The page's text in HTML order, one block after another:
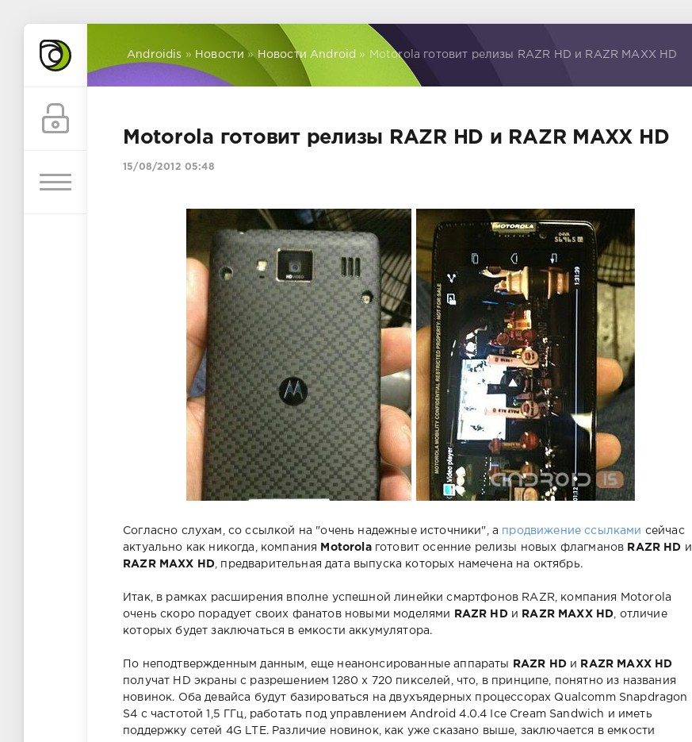
Androidis » Новости » Новости Android » Motorola готовит релизы RAZR HD и RAZR MAXX HD
Motorola готовит релизы RAZR HD и RAZR MAXX HD
15/08/2012 05:48
Согласно слухам, со ссылкой на "очень надежные источники", а продвижение ссылками сейчас
актуально как никогда, компания
Motorolaготовит осенние релизы новых флагманов RAZR HD и
RAZR MAXX HD , предварительная дата выпуска которых намечена на октябрь.
Итак, в рамках расширения вполне успешной линейки смартфонов RAZR, компания Motorola
очень скоро порадует своих фанатов новыми моделями
RAZR HDи RAZR MAXX HD , отличие
которых будет заключаться в емкости аккумулятора.
По неподтвержденным данным, еще неанонсированные аппараты RAZR HDи
RAZR MAXX HD
получат HD экраны с разрешением 1280 х 720 пикселей, что, в принципе, понятно из названия
новинок. Оба девайса будут базироваться на двухъядерных процессорах Qualcomm Snapdragon
S4 с частотой 1,5 ГГц, работать под управлением Android 4.0.4 Ice Cream Sandwich и иметь
поддержку сетей 4G LTE. Различие новинок, как уже сказано выше, заключается в емкости